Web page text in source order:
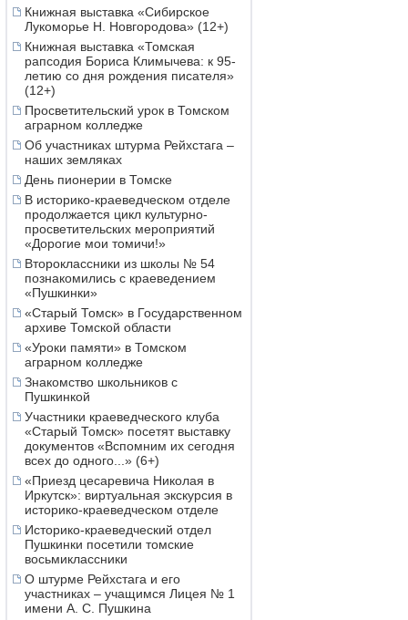
Книжная выставка «Сибирское
Лукоморье Н. Новгородова» (12+)
Книжная выставка «Томская
рапсодия Бориса Климычева: к 95-
летию со дня рождения писателя»
(12+)
Просветительский урок в Томском
аграрном колледже
Об участниках штурма Рейхстага –
наших земляках
День пионерии в Томске
В историко-краеведческом отделе
продолжается цикл культурно-
просветительских мероприятий
«Дорогие мои томичи!»
Второклассники из школы № 54
познакомились с краеведением
«Пушкинки»
«Старый Томск» в Государственном
архиве Томской области
«Уроки памяти» в Томском
аграрном колледже
Знакомство школьников с
Пушкинкой
Участники краеведческого клуба
«Старый Томск» посетят выставку
документов «Вспомним их сегодня
всех до одного...» (6+)
«Приезд цесаревича Николая в
Иркутск»: виртуальная экскурсия в
историко-краеведческом отделе
Историко-краеведческий отдел
Пушкинки посетили томские
восьмиклассники
О штурме Рейхстага и его
участниках – учащимся Лицея № 1
имени А. С. Пушкина